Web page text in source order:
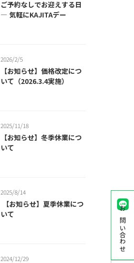
ご予約なしでお迎えする日
― 気軽にKAJITAデー
2026/2/5
【お知らせ】価格改定につ
いて（2026.3.4実施）
2025/11/18
【お知らせ】冬季休業につ
いて
2025/8/14
【お知らせ】夏季休業につ
いて
2024/12/29
お問い合わせ